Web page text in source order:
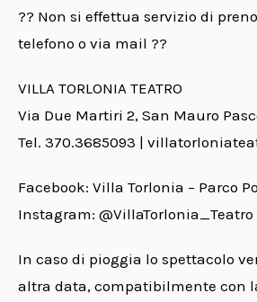
?? Non si effettua servizio di
telefono o via mail ??
VILLA TORLONIA TEATRO
Via Due Martiri 2, San Mauro
Tel. 370.3685093 |
Facebook: Villa Torlonia – Parco
Instagram: @VillaTorlonia_Teatro
In caso di pioggia lo spettacolo
altra data, compatibilmente con